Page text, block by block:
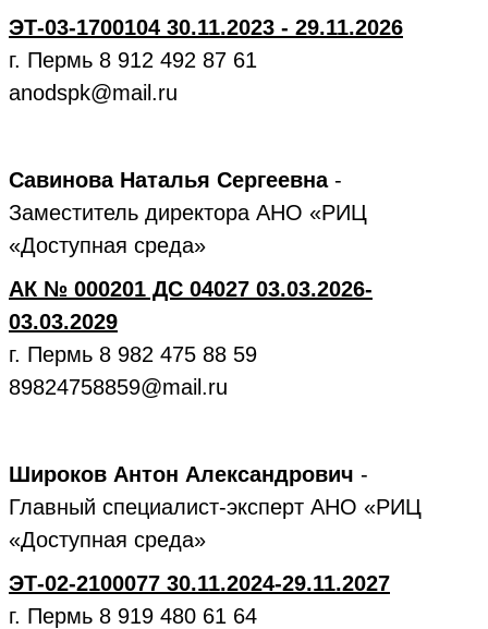
ЭТ-03-1700104 30.11.2023 - 29.11.2026
г. Пермь 8 912 492 87 61
anodspk@mail.ru
Савинова Наталья Сергеевна-
Заместитель директора АНО «РИЦ
«Доступная среда»
АК № 000201 ДС 04027 03.03.2026-
03.03.2029
г. Пермь 8 982 475 88 59
89824758859@mail.ru
Широков Антон Александрович -
Главный специалист-эксперт АНО «РИЦ
«Доступная среда»
ЭТ-02-2100077 30.11.2024-29.11.2027
г. Пермь 8 919 480 61 64